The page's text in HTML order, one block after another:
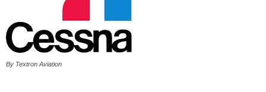
By Textron Aviation